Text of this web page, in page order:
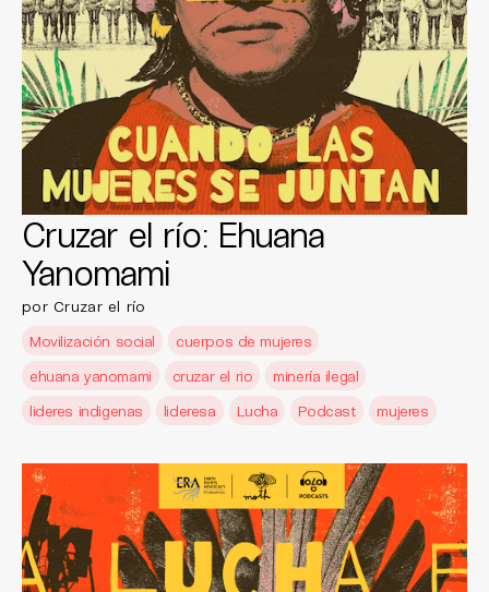
Cruzar el río: Ehuana
Yanomami
por Cruzar el río
Movilización social
cuerpos de mujeres
ehuana yanomami
cruzar el rio
minería ilegal
lideres indigenas
lideresa Lucha Podcast mujeres